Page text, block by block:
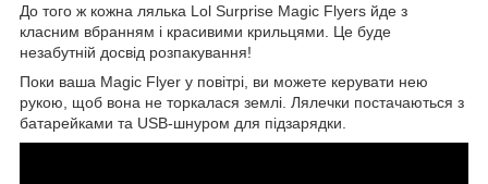
До того ж кожна лялька Lol Surprise Magic Flyers йде з
класним вбранням і красивими крильцями. Це буде
незабутній досвід розпакування!
Поки ваша Magic Flyer у повітрі, ви можете керувати нею
рукою, щоб вона не торкалася землі. Лялечки постачаються з
батарейками та USB-шнуром для підзарядки.